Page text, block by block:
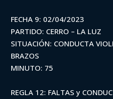
FECHA 9: 02/04/2023
PARTIDO: CERRO – LA LUZ
SITUACIÓN: CONDUCTA
BRAZOS
MINUTO: 75
REGLA 12: FALTAS y